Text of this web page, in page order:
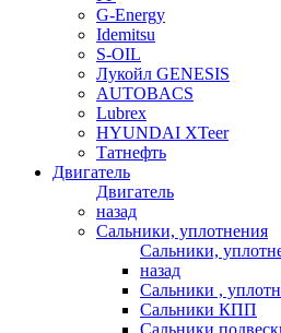
G-Energy
Idemitsu
S-OIL
Лукойл GENESIS
AUTOBACS
Lubrex
HYUNDAI XTeer
Татнефть
Двигатель
Двигатель
назад
Сальники, уплотнения
Сальники,
назад
Сальники ,
Сальники КПП
Сальники